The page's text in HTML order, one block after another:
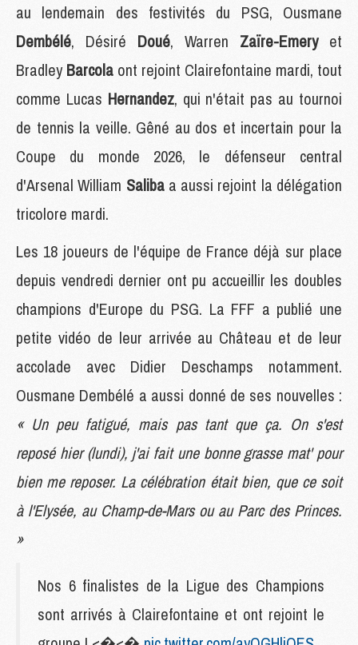
au lendemain des festivités du PSG, Ousmane
Dembélé, Désiré Doué, Warren Zaïre-Emeryet
BradleyBarcola ont rejoint Clairefontaine mardi, tout
comme Lucas Hernandez, qui n'était pas au tournoi
de tennis la veille. Gêné au dos et incertain pour la
Coupe du monde 2026, le défenseur central
d'Arsenal William Saliba a aussi rejoint la délégation
tricolore mardi.
Les 18 joueurs de l'équipe de France déjà sur place
depuis vendredi dernier ont pu accueillir les doubles
champions d'Europe du PSG. La FFF a publié une
petite vidéo de leur arrivée au Château et de leur
accolade avec Didier Deschamps notamment.
Ousmane Dembélé a aussi donné de ses nouvelles :
« Un peu fatigué, mais pas tant que ça. On s'est
reposé hier (lundi), j'ai fait une bonne grasse mat' pour
bien me reposer. La célébration était bien, que ce soit
à l'Elysée, au Champ-de-Mars ou au Parc des Princes.
»
Nos 6 finalistes de la Ligue des Champions
sont arrivés à Clairefontaine et ont rejoint le